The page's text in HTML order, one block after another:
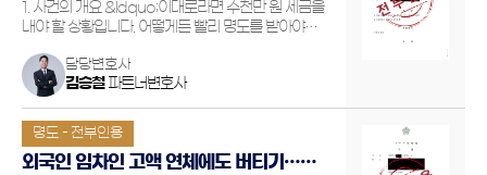
1. 사건의 개요 &ldquo;이대로라면 수천만 원 세금을
내야 할 상황입니다. 어떻게든 빨리 명도를 받아야
주택을 3년 내 매각하지 않으면 양도소득세 비과세
혜택을 받을 수 없는 긴박한 상황에 놓여 있었습니다.
종전 주택을 …
담당변호사
김승철파트너변호사
명도 - 전부인용
외국인 임차인 고액 연체에도 버티기…